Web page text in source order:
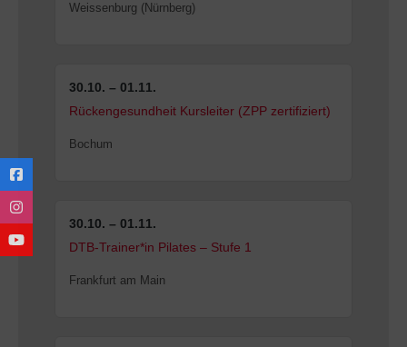
Weissenburg (Nürnberg)
30.10. – 01.11.
Rückengesundheit Kursleiter (ZPP zertifiziert)
Bochum
30.10. – 01.11.
DTB-Trainer*in Pilates – Stufe 1
Frankfurt am Main